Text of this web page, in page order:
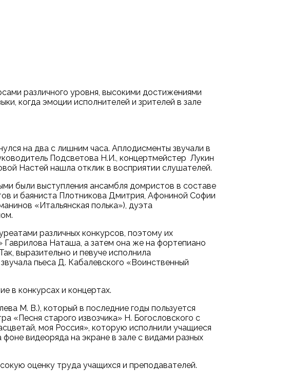
различного уровня, высокими достижениями
когда эмоции исполнителей и зрителей в зале
на два с лишним часа. Аплодисменты звучали в
Подсветова Н.И., концертмейстер Лукин
Настей нашла отклик в восприятии слушателей.
были выступления ансамбля домристов в составе
и баяниста Плотникова Дмитрия, Афониной Софии
«Итальянская полька»), дуэта
различных конкурсов, поэтому их
Наташа, а затем она же на фортепиано
выразительно и певуче исполнила
пьеса Д. Кабалевского «Воинственный
в конкурсах и концертах.
М. В.), который в последние годы пользуется
«Песня старого извозчика» Н. Богословского с
моя Россия», которую исполнили учащиеся
видеоряда на экране в зале с видами разных
оценку труда учащихся и преподавателей.